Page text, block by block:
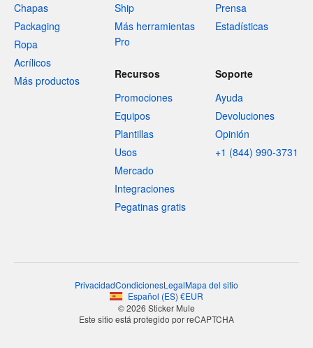
Chapas
Packaging
Ropa
Acrílicos
Más productos
Ship
Más herramientas
Pro
Prensa
Estadísticas
Recursos
Promociones
Equipos
Plantillas
Usos
Mercado
Integraciones
Pegatinas gratis
Soporte
Ayuda
Devoluciones
Opinión
+1 (844) 990-3731
PrivacidadCondicionesLegalMapa del sitio
Español (ES) €EUR
© 2026 Sticker Mule
Este sitio está protegido por reCAPTCHA